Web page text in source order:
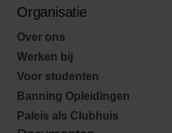
Organisatie
Over ons
Werken bij
Voor studenten
Banning Opleidingen
Paleis als Clubhuis